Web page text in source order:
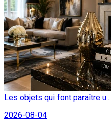
Les objets qui font paraître u...
2026-08-04